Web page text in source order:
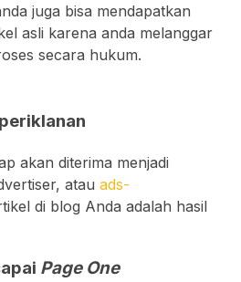
juga bisa mendapatkan
asli karena anda melanggar
secara hukum.
akan diterima menjadi
atau ads-
di blog Anda adalah hasil
Page One